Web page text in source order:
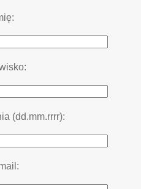
(dd.mm.rrrr):